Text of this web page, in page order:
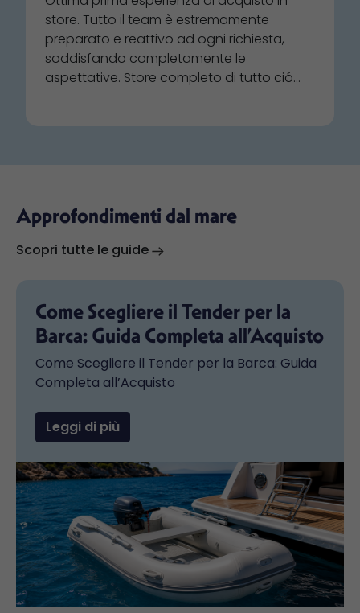
non ne avranno più e scompariranno. Mi
auguro mai.
store. Tutto il team è estremamente
preparato e reattivo ad ogni richiesta,
soddisfando completamente le
aspettative. Store completo di tutto ció
Approfondimenti dal mare
Scopri tutte le guide
Come Scegliere il Tender per la
Barca: Guida Completa all’Acquisto
Come Scegliere il Tender per la Barca: Guida
Completa all’Acquisto
Leggi di più